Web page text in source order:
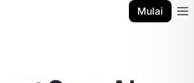
Mulai